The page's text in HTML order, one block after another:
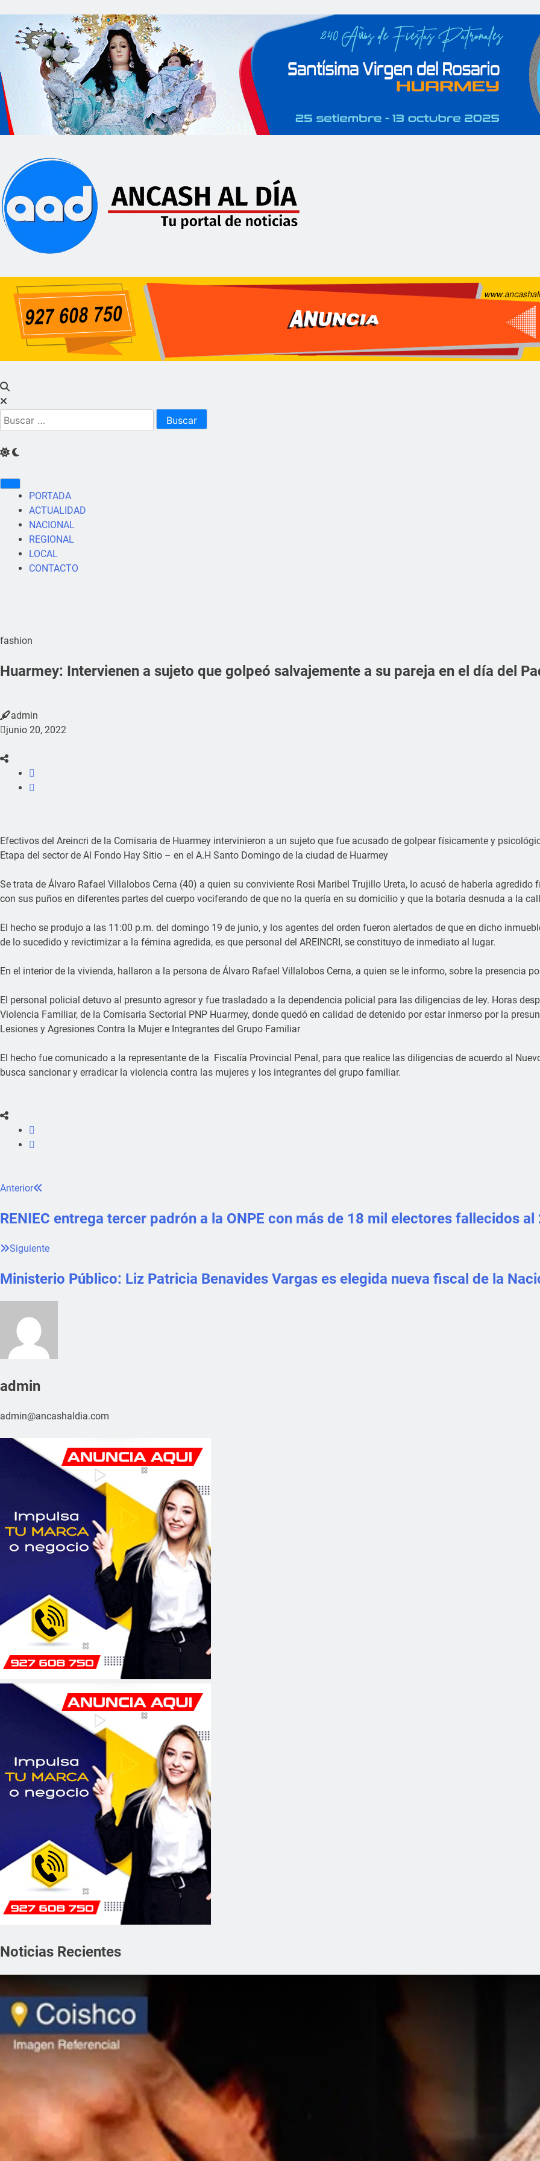
PORTADA
ACTUALIDAD
NACIONAL
REGIONAL
LOCAL
CONTACTO
fashion
Huarmey: Intervienen a sujeto que golpeó salvajemente a su pareja en el día del
admin
junio 20, 2022
Efectivos del Areincri de la Comisaria de Huarmey intervinieron a un sujeto que fue acusado de golpear físicamente y
Etapa del sector de Al Fondo Hay Sitio – en el A.H Santo Domingo de la ciudad de Huarmey
Se trata de Álvaro Rafael Villalobos Cerna (40) a quien su conviviente Rosi Maribel Trujillo Ureta, lo acusó de haberla
con sus puños en diferentes partes del cuerpo vociferando de que no la quería en su domicilio y que la botaría desnuda a la
El hecho se produjo a las 11:00 p.m. del domingo 19 de junio, y los agentes del orden fueron alertados de que en dicho
de lo sucedido y revictimizar a la fémina agredida, es que personal del AREINCRI, se constituyo de inmediato al lugar.
En el interior de la vivienda, hallaron a la persona de Álvaro Rafael Villalobos Cerna, a quien se le informo, sobre la presencia
El personal policial detuvo al presunto agresor y fue trasladado a la dependencia policial para las diligencias de ley. Horas
Violencia Familiar, de la Comisaria Sectorial PNP Huarmey, donde quedó en calidad de detenido por estar inmerso por la
Lesiones y Agresiones Contra la Mujer e Integrantes del Grupo Familiar
El hecho fue comunicado a la representante de la Fiscalía Provincial Penal, para que realice las diligencias de acuerdo al
busca sancionar y erradicar la violencia contra las mujeres y los integrantes del grupo familiar.
Anterior
RENIEC entrega tercer padrón a la ONPE con más de 18 mil electores fallecidos al
Siguiente
Ministerio Público: Liz Patricia Benavides Vargas es elegida nueva fiscal de la
admin
admin@ancashaldia.com
Noticias Recientes